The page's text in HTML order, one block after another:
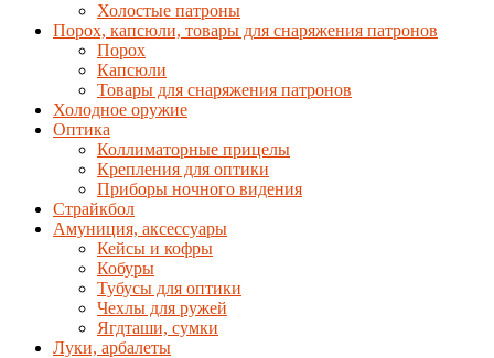
Холостые патроны
Порох, капсюли, товары для снаряжения патронов
Порох
Капсюли
Товары для снаряжения патронов
Холодное оружие
Оптика
Коллиматорные прицелы
Крепления для оптики
Приборы ночного видения
Страйкбол
Амуниция, аксессуары
Кейсы и кофры
Кобуры
Тубусы для оптики
Чехлы для ружей
Ягдташи, сумки
Луки, арбалеты